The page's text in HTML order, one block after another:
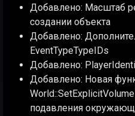
Добавлено: Масштаб
создании объекта
Добавлено:
EventTypeTypeIDs
Добавлено:
Добавлено: Новая
подавления